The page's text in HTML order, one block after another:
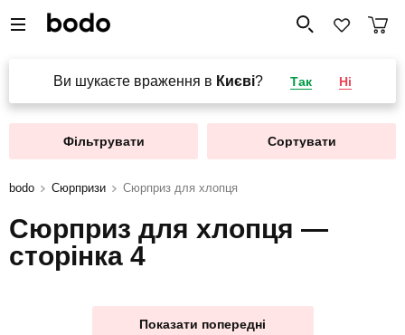
Ви шукаєте враження в Києві? Так Ні
Фільтрувати Сортувати
bodo Сюрпризи Сюрприз для хлопця
Сюрприз для хлопця —
сторінка 4
Показати попередні